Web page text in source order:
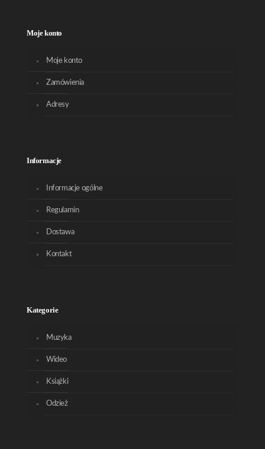
Moje konto
Moje konto
Zamówienia
Adresy
Informacje
Informacje ogólne
Regulamin
Dostawa
Kontakt
Kategorie
Muzyka
Wideo
Książki
Odzież